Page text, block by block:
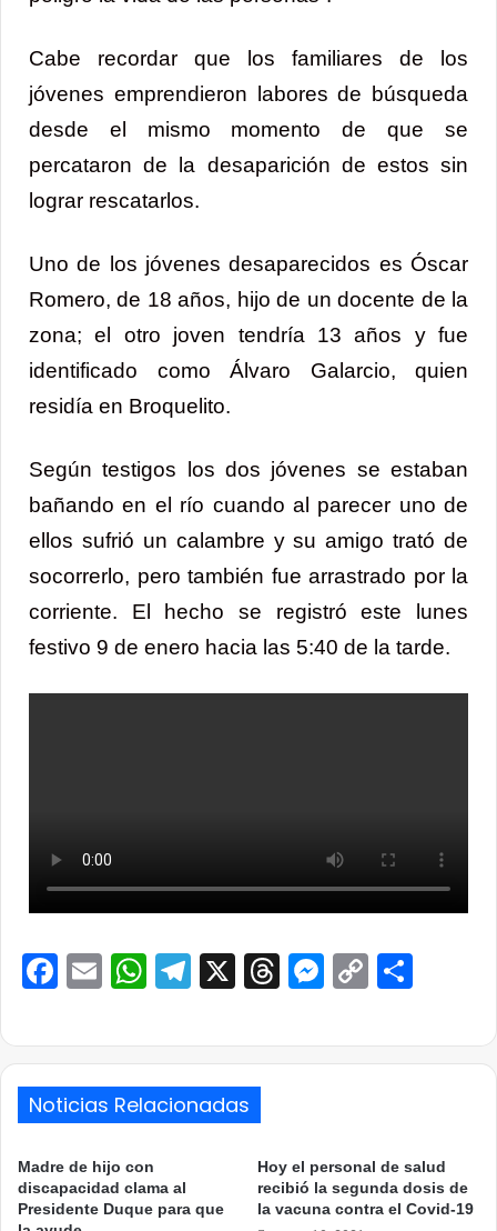
Cabe recordar que los familiares de los
jóvenes emprendieron labores de búsqueda
desde el mismo momento de que se
percataron de la desaparición de estos sin
lograr rescatarlos.
Uno de los jóvenes desaparecidos es Óscar
Romero, de 18 años, hijo de un docente de la
zona; el otro joven tendría 13 años y fue
identificado como Álvaro Galarcio, quien
residía en Broquelito.
Según testigos los dos jóvenes se estaban
bañando en el río cuando al parecer uno de
ellos sufrió un calambre y su amigo trató de
socorrerlo, pero también fue arrastrado por la
corriente. El hecho se registró este lunes
festivo 9 de enero hacia las 5:40 de la tarde.
Facebook
EmailWhatsApp
Telegram
X ThreadsCopy
Noticias Relacionadas
Madre de hijo con
discapacidad clama al
Presidente Duque para que
Hoy el personal de salud
recibió la segunda dosis de
la vacuna contra el Covid-19